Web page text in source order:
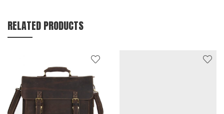
RELATED PRODUCTS